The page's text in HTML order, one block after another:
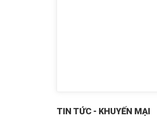
TIN TỨC - KHUYẾN MẠI